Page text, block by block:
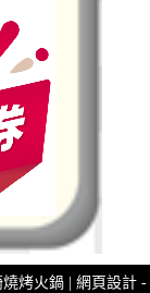
烤火鍋 | 網頁設計 -